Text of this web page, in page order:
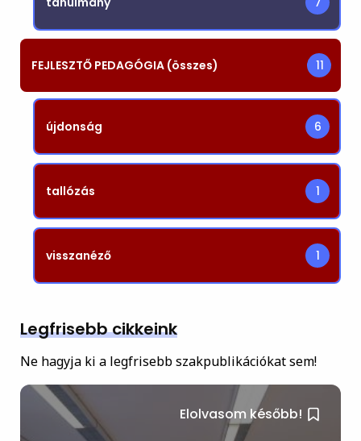
FEJLESZTŐ PEDAGÓGIA (összes) 11
újdonság 6
tallózás 1
visszanéző 1
Legfrisebb cikkeink
Ne hagyja ki a legfrisebb szakpublikációkat sem!
Elolvasom később!